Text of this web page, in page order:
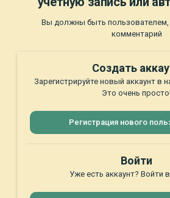
Вы должны быть пользователем,
комментарий
Создать
Зарегистрируйте новый аккаунт в
Это очень
Регистрация нового
Войти
Уже есть аккаунт? Войти